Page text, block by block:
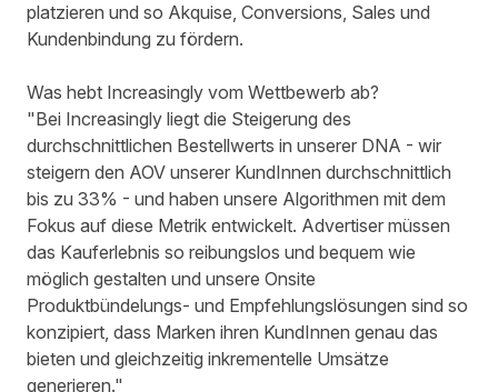
platzieren und so Akquise, Conversions, Sales und
Kundenbindung zu fördern.
Was hebt Increasingly vom Wettbewerb ab?
"Bei Increasingly liegt die Steigerung des
durchschnittlichen Bestellwerts in unserer DNA - wir
steigern den AOV unserer KundInnen durchschnittlich
bis zu 33% - und haben unsere Algorithmen mit dem
Fokus auf diese Metrik entwickelt. Advertiser müssen
das Kauferlebnis so reibungslos und bequem wie
möglich gestalten und unsere Onsite
Produktbündelungs- und Empfehlungslösungen sind so
konzipiert, dass Marken ihren KundInnen genau das
bieten und gleichzeitig inkrementelle Umsätze
generieren."